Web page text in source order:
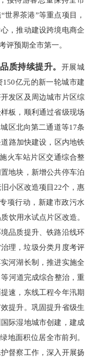
界茶港”等重点项目，
，推动建设跨境电商企
评预期全市第一。
质持续提升。 开展城
亿元的新一轮城市建
发区及周边城市片区综
板，顺利通过省级现场
区北向第二通道等17条
路加快建设，区内地铁
火车站片区交通综合整
地块，新增公共停车泊
小区改造项目22个，惠
项行动，新建市政污水
饮用水试点片区改造。
品质提升、铁路沿线环
理，垃圾分类月度考评
河湖长制，推进实施全
河道完成综合整治，重
速，东线工程今年汛期
提升。巩固提升省级生
际湿地城市创建，建成
地面积位居全市前列。
督察工作，深入开展扬